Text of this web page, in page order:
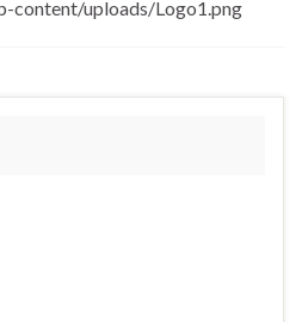
content/uploads/Logo1.png